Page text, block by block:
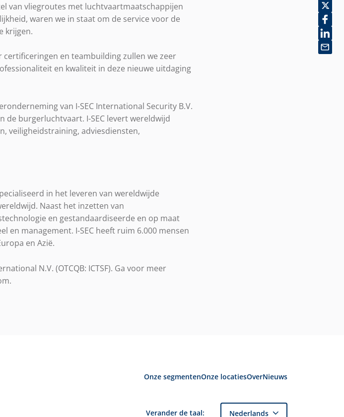
van vliegroutes met luchtvaartmaatschappijen
waren we in staat om de service voor de
krijgen.
en teambuilding zullen we zeer
en kwaliteit in deze nieuwe uitdaging
van I-SEC International Security B.V.
de burgerluchtvaart. I-SEC levert wereldwijd
veiligheidstraining, adviesdiensten,
in het leveren van wereldwijde
Naast het inzetten van
en gestandaardiseerde en op maat
en management. I-SEC heeft ruim 6.000 mensen
en Azië.
N.V. (OTCQB: ICTSF). Ga voor meer
Onze segmentenOnze locatiesOverNieuws
Verander de taal: Nederlands